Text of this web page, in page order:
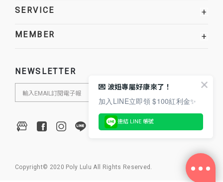
SERVICE +
MEMBER +
NEWSLETTER
Copyright© 2020 Poly Lulu All Rights Reserved.
💌 波妞專屬好康來了！
加入LINE立即領 $100紅利金✨
連結 LINE 帳號